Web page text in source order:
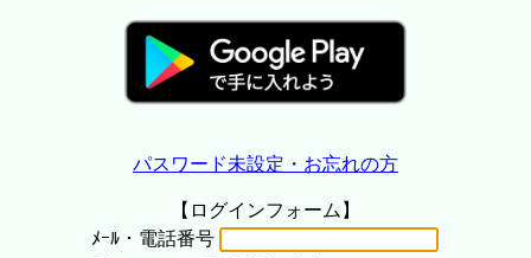
パスワード未設定・お忘れの方
【ログインフォーム】
ﾒｰﾙ・電話番号